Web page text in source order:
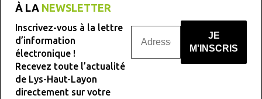
À LA NEWSLETTER
Inscrivez-vous à la lettre
d’information
électronique !
Recevez toute l’actualité
de Lys-Haut-Layon
directement sur votre